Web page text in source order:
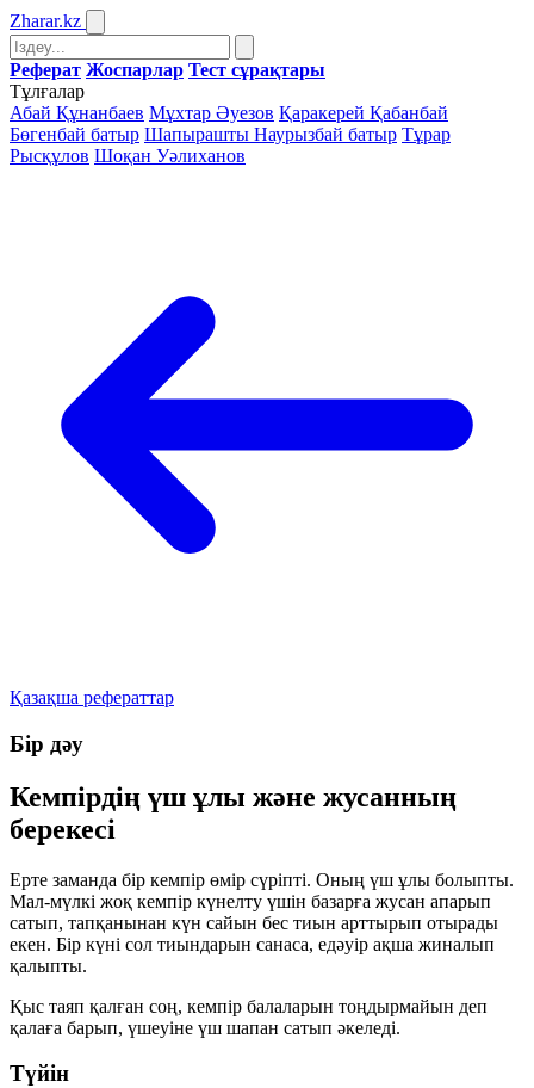
Zharar.kz
Реферат Жоспарлар Тест сұрақтары
Тұлғалар
Абай Құнанбаев Мұхтар Әуезов Қаракерей Қабанбай
Бөгенбай батыр Шапырашты Наурызбай батыр Тұрар
Рысқұлов Шоқан Уәлиханов
Қазақша рефераттар
Бір дәу
Кемпірдің үш ұлы және жусанның
берекесі
Ерте заманда бір кемпір өмір сүріпті. Оның үш ұлы болыпты.
Мал-мүлкі жоқ кемпір күнелту үшін базарға жусан апарып
сатып, тапқанынан күн сайын бес тиын арттырып отырады
екен. Бір күні сол тиындарын санаса, едәуір ақша жиналып
қалыпты.
Қыс таяп қалған соң, кемпір балаларын тоңдырмайын деп
қалаға барып, үшеуіне үш шапан сатып әкеледі.
Түйін